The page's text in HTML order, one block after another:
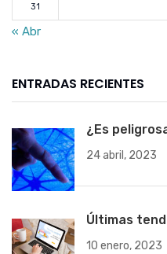
31
« Abr
ENTRADAS RECIENTES
¿Es
24 abril, 2023
Últimas
10 enero, 2023